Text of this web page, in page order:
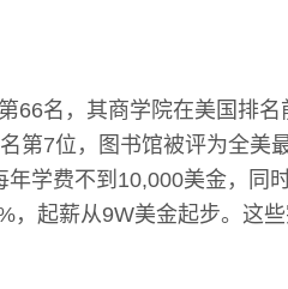
66名，其商学院在美国排
第7位，图书馆被评为全美
学费不到10,000美金，同
，起薪从9W美金起步。这